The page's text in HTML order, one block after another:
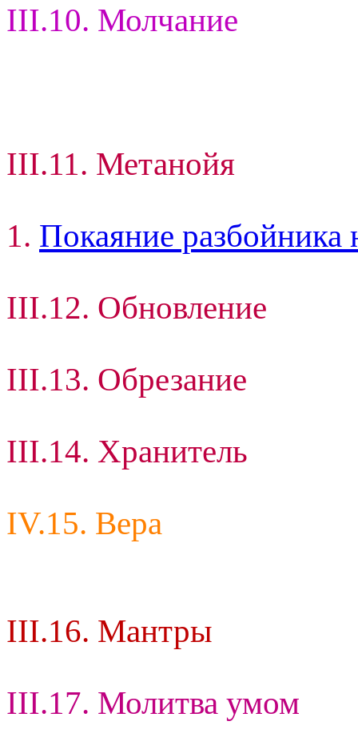
III.10. Молчание
III.11. Метанойя
1. Покаяние разбойника
III.12. Обновление
III.13. Обрезание
III.14. Хранитель
IV.15. Вера
III.16. Мантры
III.17. Молитва умом